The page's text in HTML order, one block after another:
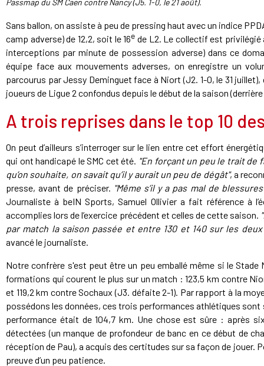
Passmap du SM Caen contre Nancy (J5. 1-0, le 21 août).
Sans ballon, on assiste à peu de pressing haut avec un indice
camp adverse) de 12,2, soit le 16e de L2. Le collectif est privilégié
interceptions par minute de possession adverse) dans ce
équipe face aux mouvements adverses, on enregistre un
parcourus par Jessy Deminguet face à Niort (J2. 1-0, le 31
joueurs de Ligue 2 confondus depuis le début de la saison
A trois reprises dans le top 10
On peut d’ailleurs s’interroger sur le lien entre cet effort
qui ont handicapé le SMC cet été. "En forçant un peu le trait de
qu’on souhaite, on savait qu’il y aurait un peu de dégât", a
presse, avant de préciser. "Même s’il y a pas mal de
Journaliste à beIN Sports, Samuel Ollivier a fait référence à
accomplies lors de l’exercice précédent et celles de cette saison.
par match la saison passée et entre 130 et 140 sur les
avancé le journaliste.
Notre confrère s'est peut être un peu emballé même si le
formations qui courent le plus sur un match : 123,5 km contre
et 119,2 km contre Sochaux (J3. défaite 2-1). Par rapport à la
possédons les données, ces trois performances athlétiques sont
performance était de 104,7 km. Une chose est sûre : après
détectées (un manque de profondeur de banc en ce début de
réception de Pau), a acquis des certitudes sur sa façon de jouer.
preuve d’un peu patience.